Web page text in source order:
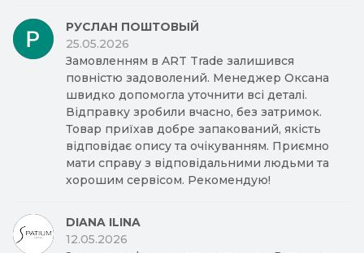
РУСЛАН ПОШТОВЫЙ
25.05.2026
Замовленням в ART Trade залишився
повністю задоволений. Менеджер Оксана
швидко допомогла уточнити всі деталі.
Відправку зробили вчасно, без затримок.
Товар приїхав добре запакований, якість
відповідає опису та очікуванням. Приємно
мати справу з відповідальними людьми та
хорошим сервісом. Рекомендую!
DIANA ILINA
12.05.2026